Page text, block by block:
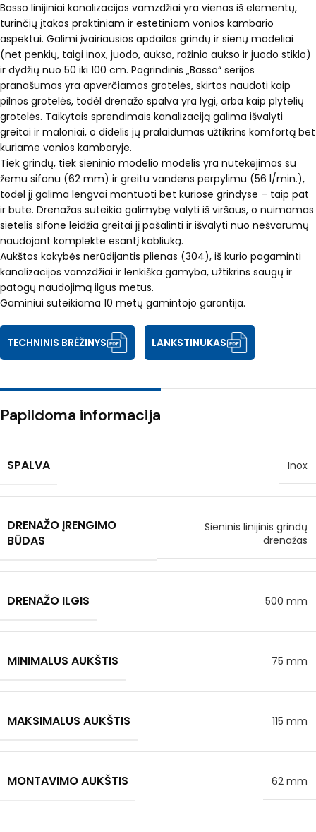
Basso linijiniai kanalizacijos vamzdžiai yra vienas iš elementų,
turinčių įtakos praktiniam ir estetiniam vonios kambario
aspektui. Galimi įvairiausios apdailos grindų ir sienų modeliai
(net penkių, taigi inox, juodo, aukso, rožinio aukso ir juodo stiklo)
ir dydžių nuo 50 iki 100 cm. Pagrindinis „Basso“ serijos
pranašumas yra apverčiamos grotelės, skirtos naudoti kaip
pilnos grotelės, todėl drenažo spalva yra lygi, arba kaip plytelių
grotelės. Taikytais sprendimais kanalizaciją galima išvalyti
greitai ir maloniai, o didelis jų pralaidumas užtikrins komfortą bet
kuriame vonios kambaryje.
Tiek grindų, tiek sieninio modelio modelis yra nutekėjimas su
žemu sifonu (62 mm) ir greitu vandens perpylimu (56 l/min.),
todėl jį galima lengvai montuoti bet kuriose grindyse – taip pat
ir bute. Drenažas suteikia galimybę valyti iš viršaus, o nuimamas
sietelis sifone leidžia greitai jį pašalinti ir išvalyti nuo nešvarumų
naudojant komplekte esantį kabliuką.
Aukštos kokybės nerūdijantis plienas (304), iš kurio pagaminti
kanalizacijos vamzdžiai ir lenkiška gamyba, užtikrins saugų ir
patogų naudojimą ilgus metus.
Gaminiui suteikiama 10 metų gamintojo garantija.
TECHNINIS BRĖŽINYS LANKSTINUKAS
Papildoma informacija
SPALVA Inox
DRENAŽO ĮRENGIMO
BŪDAS
Sieninis linijinis grindų
drenažas
DRENAŽO ILGIS 500 mm
MINIMALUS AUKŠTIS 75 mm
MAKSIMALUS AUKŠTIS 115 mm
MONTAVIMO AUKŠTIS 62 mm